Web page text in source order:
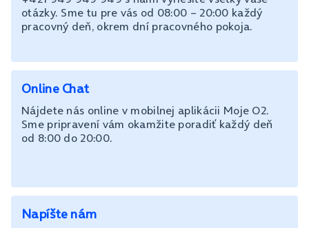
otázky. Sme tu pre vás od 08:00 – 20:00 každý
pracovný deň, okrem dní pracovného pokoja.
Online Chat
Nájdete nás online v mobilnej aplikácii Moje O2.
Sme pripravení vám okamžite poradiť každý deň
od 8:00 do 20:00.
Napíšte nám